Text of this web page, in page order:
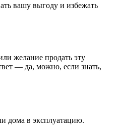
вашу выгоду и избежать
желание продать эту
— да, можно, если знать,
дома в эксплуатацию.